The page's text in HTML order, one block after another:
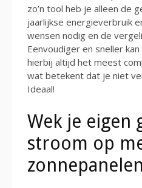
zo’n tool heb je alleen de
jaarlijkse energieverbruik
wensen nodig en de
Eenvoudiger en sneller
hierbij altijd het meest
wat betekent dat je niet
Ideaal!
Wek je eigen
stroom op
zonnepanelen